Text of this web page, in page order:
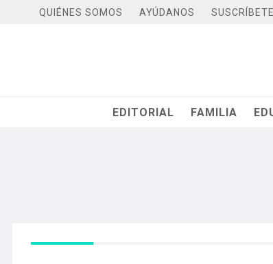
QUIÉNES SOMOS AYÚDANOS SUSCRÍBETE
EDITORIAL FAMILIA